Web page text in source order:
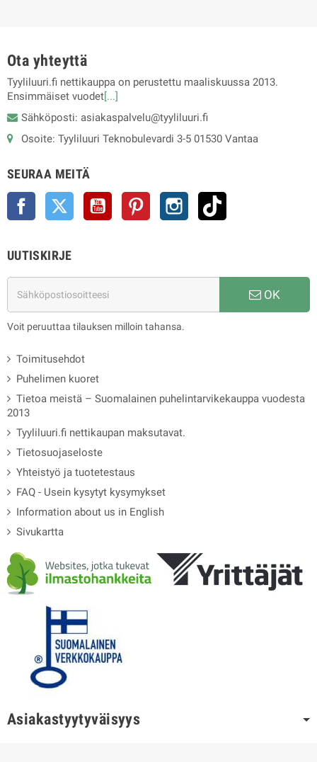
Ota yhteyttä
Tyyliluuri.fi nettikauppa on perustettu maaliskuussa 2013.
Ensimmäiset vuodet[...]
Sähköposti: asiakaspalvelu@tyyliluuri.fi
Osoite: Tyyliluuri Teknobulevardi 3-5 01530 Vantaa
SEURAA MEITÄ
Facebook Twitter YouTube Pinterest Instagram
UUTISKIRJE
OK
Voit peruuttaa tilauksen milloin tahansa.
Toimitusehdot
Puhelimen kuoret
Tietoa meistä – Suomalainen puhelintarvikekauppa vuodesta
2013
Tyyliluuri.fi nettikaupan maksutavat.
Tietosuojaseloste
Yhteistyö ja tuotetestaus
FAQ - Usein kysytyt kysymykset
Information about us in English
Sivukartta
Asiakastyytyväisyys